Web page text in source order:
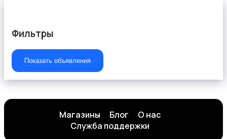
Фильтры
Показать объявления
Магазины Блог
О нас
Служба поддержки